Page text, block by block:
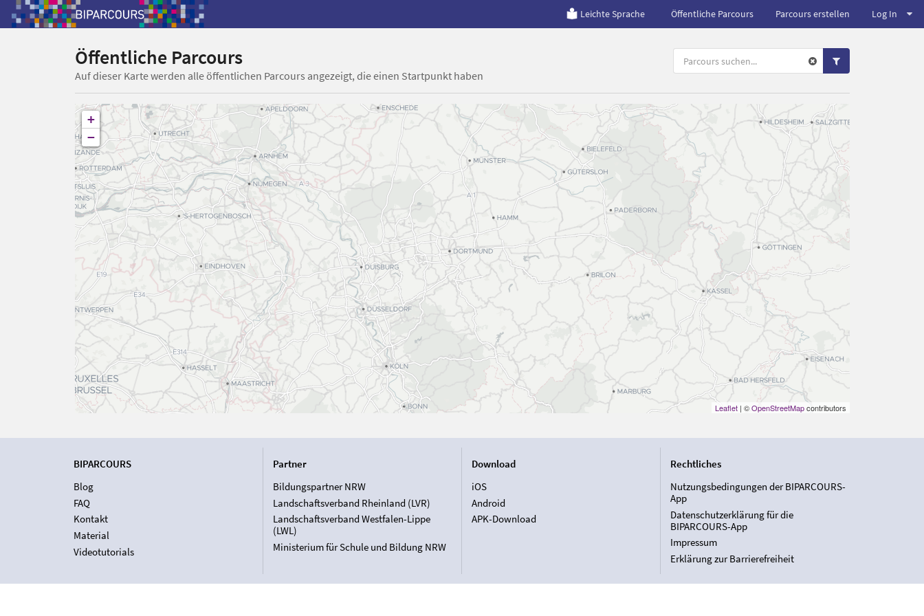
Leichte Sprache Öffentliche Parcours Parcours erstellen Log In
Öffentliche Parcours
Auf dieser Karte werden alle öffentlichen Parcours angezeigt, die einen Startpunkt haben
+
−
Leaflet| ©OpenStreetMapcontributors
BIPARCOURS
Blog
FAQ
Kontakt
Material
Videotutorials
Partner
Bildungspartner NRW
Landschaftsverband Rheinland (LVR)
Landschaftsverband Westfalen-Lippe
(LWL)
Ministerium für Schule und Bildung NRW
Download
iOS
Android
APK-Download
Rechtliches
Nutzungsbedingungen der BIPARCOURS-
App
Datenschutzerklärung für die
BIPARCOURS-App
Impressum
Erklärung zur Barrierefreiheit